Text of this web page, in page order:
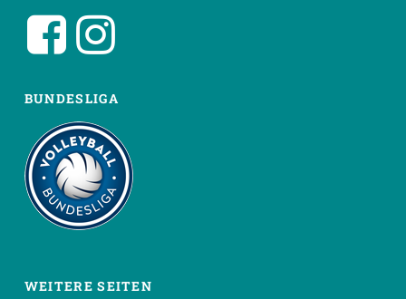
BUNDESLIGA
WEITERE SEITEN